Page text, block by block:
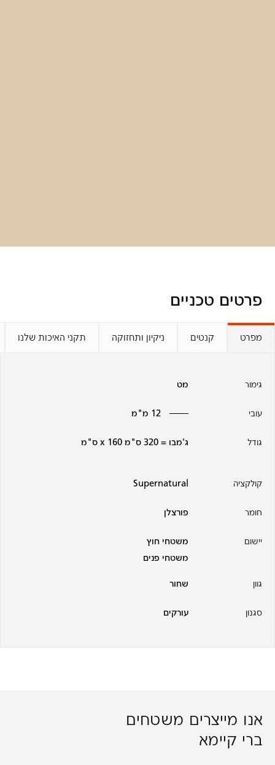
פרטים טכניים
מפרט קנטים ניקיון ותחזוקה תקני האיכות שלנו
גימור מט
עובי 12 מ"מ
גודל ג'מבו = 320 ס"מ x 160 ס"מ
קולקציה Supernatural
חומר פורצלן
יישום
משטחי חוץ
משטחי פנים
גוון שחור
סגנון עורקים
אנו מייצרים משטחים
ברי קיימא